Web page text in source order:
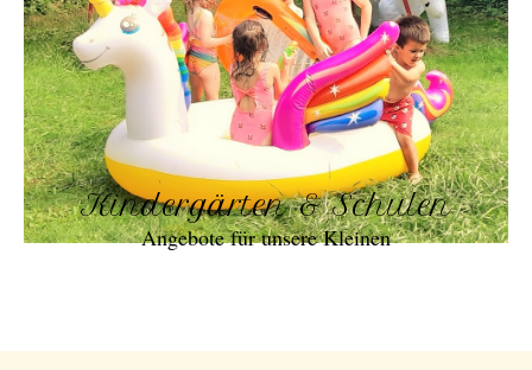
Kindergärten & Schulen
Angebote für unsere Kleinen